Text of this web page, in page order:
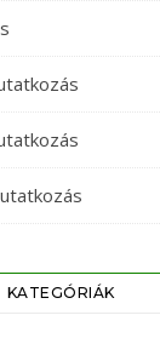
KATEGÓRIÁK